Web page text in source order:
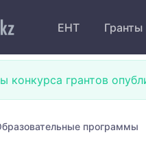
ЕНТ Гранты
конкурса грантов
программы